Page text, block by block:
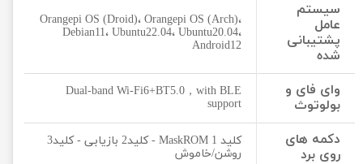
سیستم
عامل
پشتیبانی
شده
Orangepi OS (Droid)، Orangepi OS (Arch)،
Debian11، Ubuntu22.04، Ubuntu20.04،
Android12
وای فای و
بولوتوث
Dual-band Wi-Fi6+BT5.0，with BLE
support
دکمه های
روی برد
کلید MaskROM 1 - کلید2 بازیابی - کلید3
روشن/خاموش